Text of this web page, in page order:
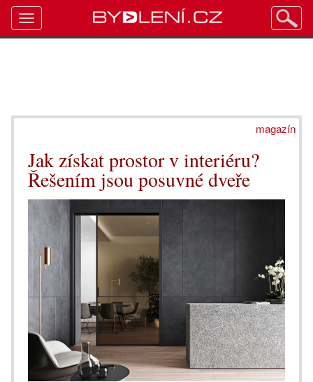
magazín
Jak získat prostor v interiéru?
Řešením jsou posuvné dveře
Toggle
navigation